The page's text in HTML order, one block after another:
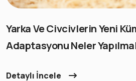
Yarka Ve Civcivlerin Yeni
Adaptasyonu Neler
Detaylı İncele